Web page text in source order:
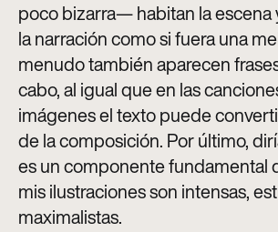
poco bizarra— habitan la escena
la narración como si fuera una
menudo también aparecen
cabo, al igual que en las
imágenes el texto puede
de la composición. Por último,
es un componente fundamental
mis ilustraciones son intensas,
maximalistas.